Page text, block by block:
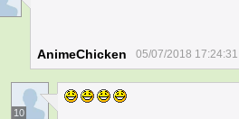
AnimeChicken 05/07/2018 17:24:31
10